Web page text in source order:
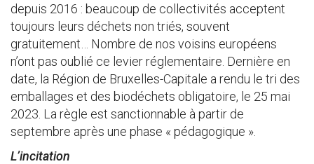
depuis 2016 : beaucoup de collectivités acceptent
toujours leurs déchets non triés, souvent
gratuitement… Nombre de nos voisins européens
n’ont pas oublié ce levier réglementaire. Dernière en
date, la Région de Bruxelles-Capitale a rendu le tri des
emballages et des biodéchets obligatoire, le 25 mai
2023. La règle est sanctionnable à partir de
septembre après une phase « pédagogique ».
L’incitation